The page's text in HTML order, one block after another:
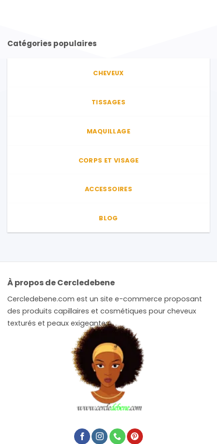
être
la
produit
Catégories populaires
CHEVEUX
TISSAGES
MAQUILLAGE
CORPS ET VISAGE
ACCESSOIRES
BLOG
À propos de Cercledebene
Cercledebene.com est un site e-commerce proposant
des produits capillaires et cosmétiques pour cheveux
texturés et peaux exigeantes.